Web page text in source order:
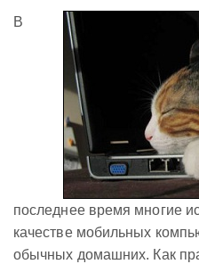
В
последнее время многие
качестве мобильных
обычных домашних. Как